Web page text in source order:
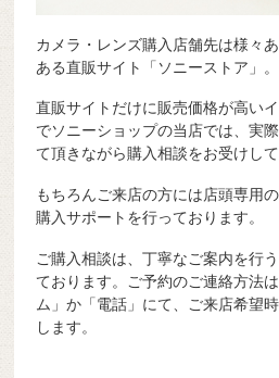
カメラ・レンズ購入店舗先は様々
ある直販サイト「ソニーストア」。
直販サイトだけに販売価格が高い
でソニーショップの当店では、実
て頂きながら購入相談をお受けして
もちろんご来店の方には店頭専用
購入サポートを行っております。
ご購入相談は、丁寧なご案内を行
ております。ご予約のご連絡方法
ム」か「電話」にて、ご来店希望
します。